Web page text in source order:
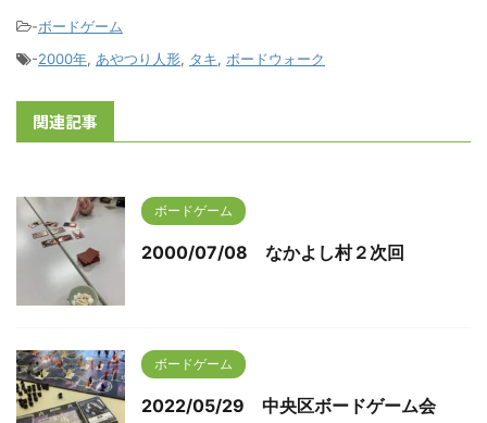
-ボードゲーム
-2000年, あやつり人形, タキ, ボードウォーク
関連記事
ボードゲーム
2000/07/08 なかよし村２次回
ボードゲーム
2022/05/29 中央区ボードゲーム会